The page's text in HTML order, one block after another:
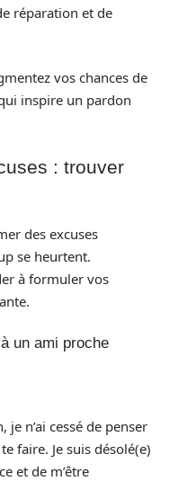
réparation et de
vos chances de
inspire un pardon
: trouver
des excuses
se heurtent.
à formuler vos
un ami proche
n’ai cessé de penser
faire. Je suis désolé(e)
et de m’être